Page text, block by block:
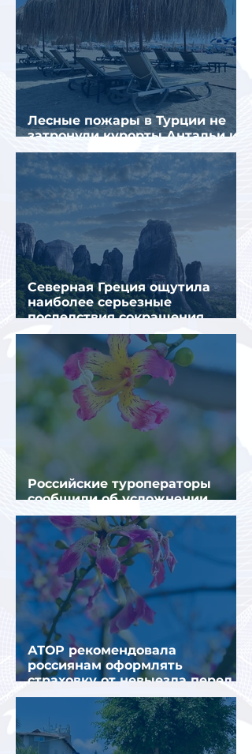
Лесные пожары в Турции не
затронули курорты Антальи и
Муглы
Северная Греция ощутила
наиболее серьезные
последствия сокращения
турпотока из России
Российские туроператоры
сообщили об усложнении
получения виз в Грецию
АТОР рекомендовала
россиянам оформлять
страховку от невыезда перед
поездкой в Грецию